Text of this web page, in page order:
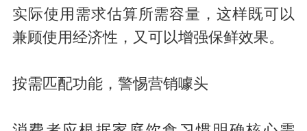
实际使用需求估算所需容量，这样既可以
兼顾使用经济性，又可以增强保鲜效果。
按需匹配功能，警惕营销噱头